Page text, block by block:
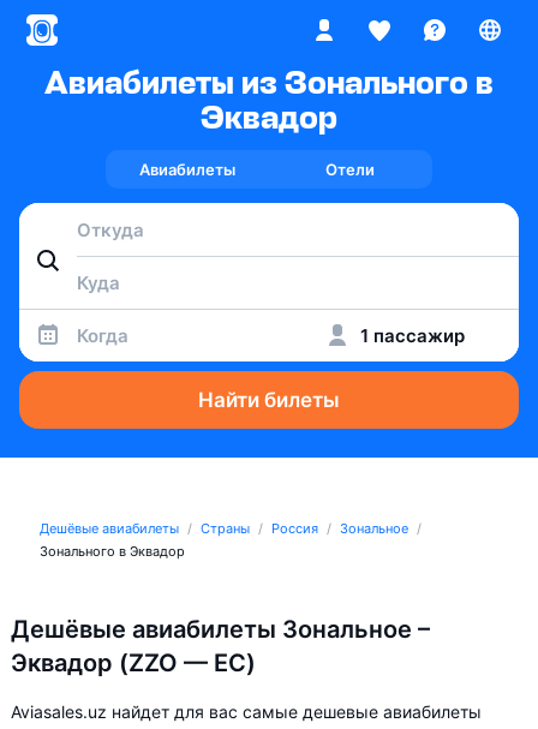
Авиабилеты из Зонального в
Эквадор
Авиабилеты Отели
Когда 1 пассажир
Найти билеты
Дешёвые авиабилеты Страны Россия
Зональное
Зонального в Эквадор
Дешёвые авиабилеты Зональное –
Эквадор (ZZO — EC)
Aviasales.uz найдет для вас самые дешевые авиабилеты